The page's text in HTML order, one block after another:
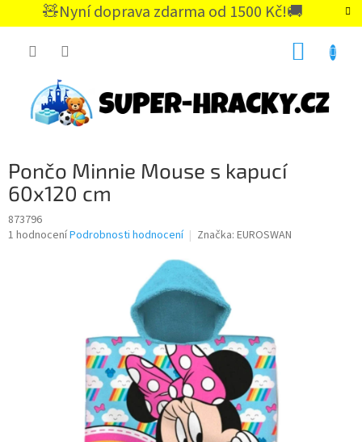
🧸Nyní doprava zdarma od 1500 Kč!🚚
CZK
Pončo Minnie Mouse s kapucí
60x120 cm
873796
Průměrné
1 hodnoceníPodrobnosti hodnocení Značka: EUROSWAN